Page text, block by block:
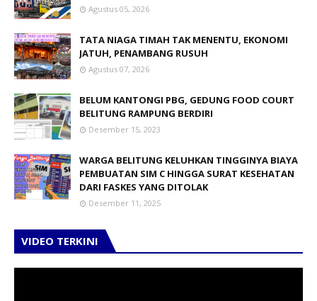
Agustus 05, 2026
TATA NIAGA TIMAH TAK MENENTU, EKONOMI
JATUH, PENAMBANG RUSUH
Agustus 07, 2026
BELUM KANTONGI PBG, GEDUNG FOOD COURT
BELITUNG RAMPUNG BERDIRI
Desember 15, 2023
WARGA BELITUNG KELUHKAN TINGGINYA BIAYA
PEMBUATAN SIM C HINGGA SURAT KESEHATAN
DARI FASKES YANG DITOLAK
Desember 11, 2025
VIDEO TERKINI